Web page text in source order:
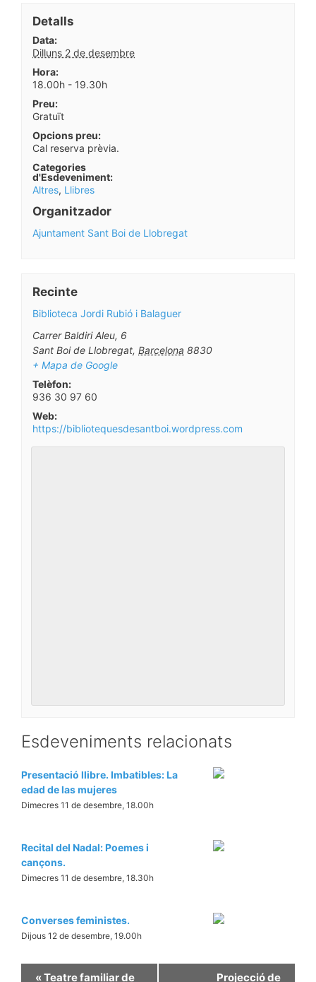
Detalls
Data:
Dilluns 2 de desembre
Hora:
18.00h - 19.30h
Preu:
Gratuït
Opcions preu:
Cal reserva prèvia.
Categories
d'Esdeveniment:
Altres, Llibres
Organitzador
Ajuntament Sant Boi de Llobregat
Recinte
Biblioteca Jordi Rubió i Balaguer
Carrer Baldiri Aleu, 6
Sant Boi de Llobregat, Barcelona 8830
+ Mapa de Google
Telèfon:
936 30 97 60
Web:
https://bibliotequesdesantboi.wordpress.com
Esdeveniments relacionats
Presentació llibre. Imbatibles: La
edad de las mujeres
Dimecres 11 de desembre, 18.00h
Recital del Nadal: Poemes i
cançons.
Dimecres 11 de desembre, 18.30h
Converses feministes.
Dijous 12 de desembre, 19.00h
«Teatre familiar de Projecció de